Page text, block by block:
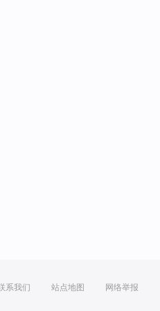
系我们 站点地图 网络举报